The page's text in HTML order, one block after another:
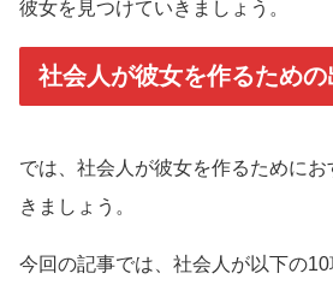
彼女を見つけていきましょう。
社会人が彼女を作るため
では、社会人が彼女を作るために
きましょう。
今回の記事では、社会人が以下の